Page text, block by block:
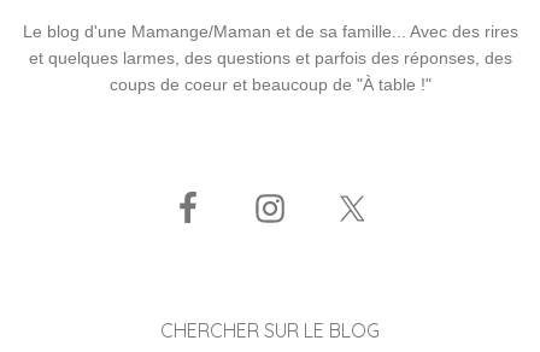
Le blog d'une Mamange/Maman et de sa famille... Avec des rires
et quelques larmes, des questions et parfois des réponses, des
coups de coeur et beaucoup de "À table !"
CHERCHER SUR LE BLOG